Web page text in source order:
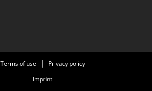
Terms of use
Privacy policy
Imprint